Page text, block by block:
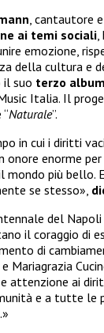
, cantautore
ai temi sociali,
emozione,
della cultura e
il suo terzo album
Italia. Il
Naturale”.
in cui i diritti
onore enorme
mondo più bello.
se stesso»,
del
il coraggio di
di
e Mariagrazia
attenzione ai
e a tutte le